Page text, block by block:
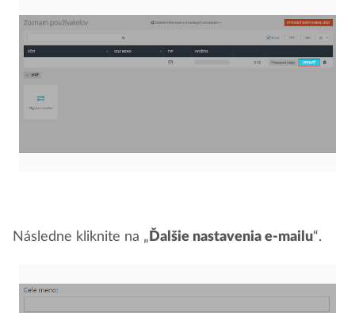
Následne kliknite na „ Ďalšie nastavenia e-mailu“.